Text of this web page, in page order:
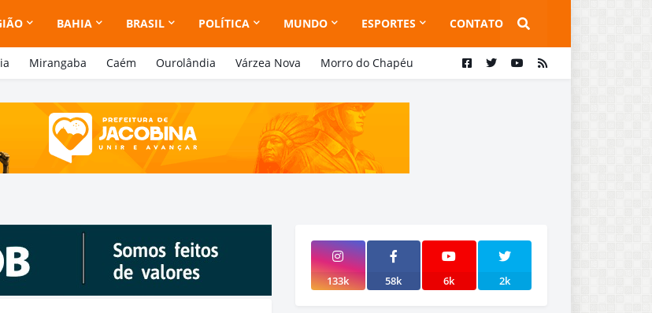
BAHIA BRASIL POLÍTICA MUNDO ESPORTES CONTATO
Mirangaba Caém Ourolândia Várzea Nova Morro do Chapéu
133k 58k 6k 2k